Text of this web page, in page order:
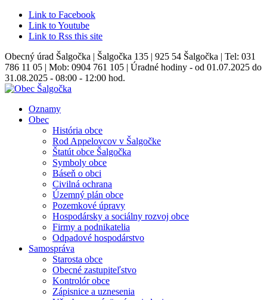
Link to Facebook
Link to Youtube
Link to Rss this site
Obecný úrad Šalgočka | Šalgočka 135 | 925 54 Šalgočka | Tel: 031
786 11 05 | Mob: 0904 761 105 | Úradné hodiny - od 01.07.2025 do
31.08.2025 - 08:00 - 12:00 hod.
Oznamy
Obec
História obce
Rod Appelovcov v Šalgočke
Štatút obce Šalgočka
Symboly obce
Báseň o obci
Civilná ochrana
Územný plán obce
Pozemkové úpravy
Hospodársky a sociálny rozvoj obce
Firmy a podnikatelia
Odpadové hospodárstvo
Samospráva
Starosta obce
Obecné zastupiteľstvo
Kontrolór obce
Zápisnice a uznesenia